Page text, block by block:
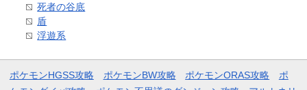
死者の谷底
盾
浮遊系
ポケモンHGSS攻略 ポケモンBW攻略 ポケモンORAS攻略
ポ